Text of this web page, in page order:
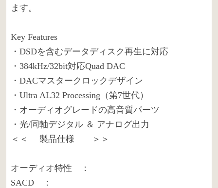
ます。
Key Features
・DSDを含むデータディスク再生に対応
・384kHz/32bit対応Quad DAC
・DACマスタークロックデザイン
・Ultra AL32 Processing（第7世代）
・オーディオグレードの高音質パーツ
・光/同軸デジタル ＆ アナログ出力
＜＜ 製品仕様 ＞＞
オーディオ特性 ：
SACD ：